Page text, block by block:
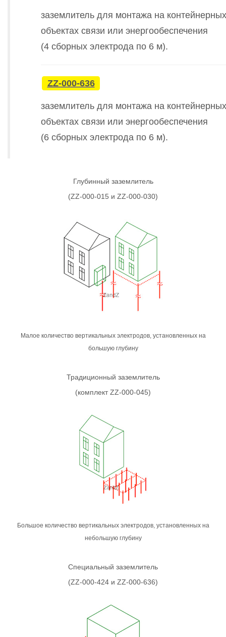
заземлитель для монтажа на контейнерных
объектах связи или энергообеспечения
(4 сборных электрода по 6 м).
ZZ-000-636
заземлитель для монтажа на контейнерных
объектах связи или энергообеспечения
(6 сборных электрода по 6 м).
Глубинный заземлитель
(ZZ-000-015 и ZZ-000-030)
Малое количество вертикальных электродов, установленных на
большую глубину
Традиционный заземлитель
(комплект ZZ-000-045)
Большое количество вертикальных электродов, установленных на
небольшую глубину
Специальный заземлитель
(ZZ-000-424 и ZZ-000-636)